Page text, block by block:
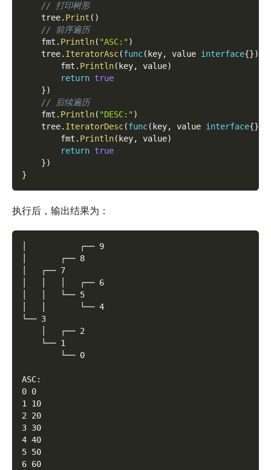
// 打印树形
    tree
. Print ( )
// 前序遍历
    fmt
. Println( "ASC:")
    tree
. IteratorAsc(func( key, value interface{})
        fmt
. Println( key, value)
return true
})
// 后续遍历
    fmt
. Println( "DESC:")
    tree
. IteratorDesc(func( key, value interface{}
        fmt
. Println( key, value)
return true
})
}
执行后，输出结果为：
│           ┌── 9
│       ┌── 8
│   ┌── 7
│   │   │   ┌── 6
│   │   └── 5
│   │       └── 4
└── 3
    │   ┌── 2
    └── 1
        └── 0
ASC:
0 0
1 10
2 20
3 30
4 40
5 50
6 60